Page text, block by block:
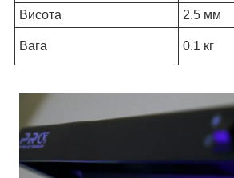
Висота
2.5 мм
Вага 0.1 кг